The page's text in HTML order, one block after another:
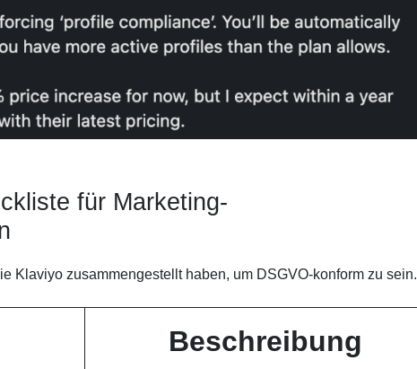
für Marketing-
Klaviyo zusammengestellt haben, um DSGVO-konform zu sein.
Beschreibung